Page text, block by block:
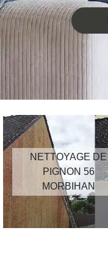
NETTOYAGE DE
PIGNON 56
MORBIHAN